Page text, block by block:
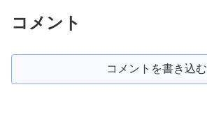
コメント
コメントを書き込む